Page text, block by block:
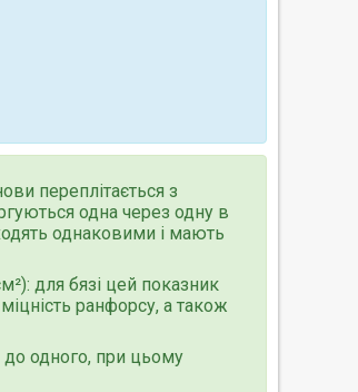
переплітається з
одна через одну в
однаковими і мають
для бязі цей показник
ранфорсу, а також
до одного, при цьому